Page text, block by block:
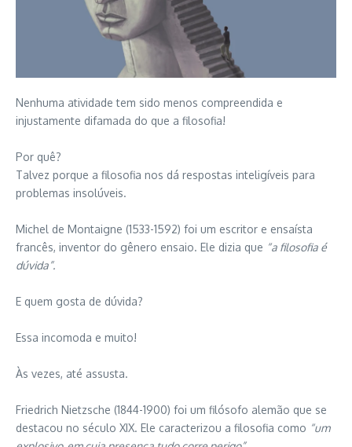
Nenhuma atividade tem sido menos compreendida e
injustamente difamada do que a filosofia!
Por quê?
Talvez porque a filosofia nos dá respostas inteligíveis para
problemas insolúveis.
Michel de Montaigne (1533-1592) foi um escritor e ensaísta
francês, inventor do gênero ensaio. Ele dizia que “a filosofia é
dúvida”.
E quem gosta de dúvida?
Essa incomoda e muito!
Às vezes, até assusta.
Friedrich Nietzsche (1844-1900) foi um filósofo alemão que se
destacou no século XIX. Ele caracterizou a filosofia como “um